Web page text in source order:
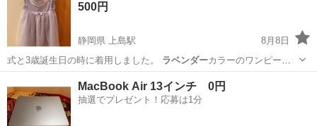
500円
静岡県 上島駅
8月8日
式と3歳誕生日の時に着用しました。 ラベンダーカラーのワンピース
と 白のボレロのセ…
キッズ用品 セレモニー
MacBook Air 13インチ 0円
抽選でプレゼント！応募は1分